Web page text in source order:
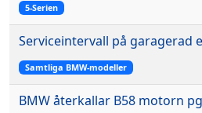
5-Serien
Serviceintervall på garagerad
Samtliga BMW-modeller
BMW återkallar B58 motorn